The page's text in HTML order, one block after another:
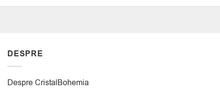
DESPRE
Despre CristalBohemia